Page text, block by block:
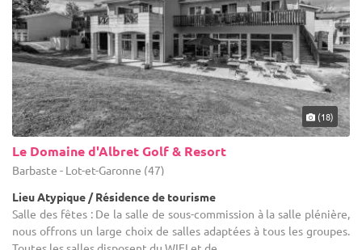
(18)
Le Domaine d'Albret Golf & Resort
Barbaste - Lot-et-Garonne (47)
Lieu Atypique / Résidence de tourisme
Salle des fêtes : De la salle de sous-commission à la salle plénière,
nous offrons un large choix de salles adaptées à tous les groupes.